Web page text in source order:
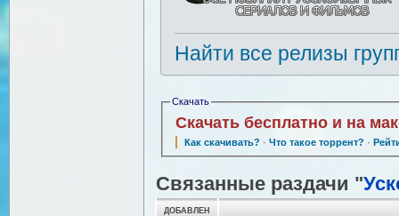
Найти все релизы
Скачать
Скачать бесплатно и на
Как скачивать? · Что такое торрент? ·
Связанные раздачи "
ДОБАВЛЕН